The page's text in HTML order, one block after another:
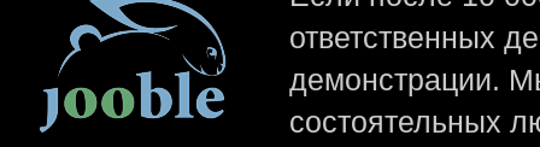
ответственных
демонстрации.
состоятельных